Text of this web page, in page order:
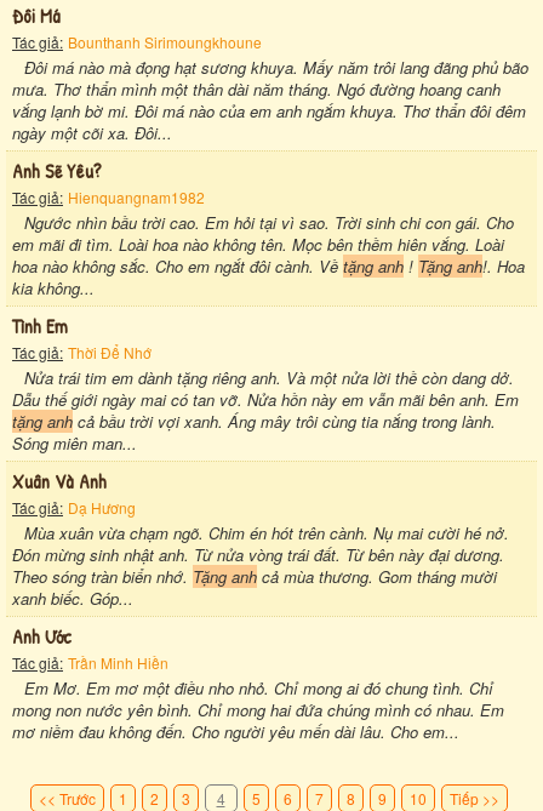
Đôi Má
Tác giả: Bounthanh Sirimoungkhoune
Đôi má nào mà đọng hạt sương khuya. Mấy năm trôi lang đãng phủ bão
mưa. Thơ thẩn mình một thân dài năm tháng. Ngó đường hoang canh
vắng lạnh bờ mi. Đôi má nào của em anh ngắm khuya. Thơ thẩn đôi đêm
ngày một cõi xa. Đôi...
Anh Sẽ Yêu?
Tác giả: Hienquangnam1982
Ngước nhìn bầu trời cao. Em hỏi tại vì sao. Trời sinh chi con gái. Cho
em mãi đi tìm. Loài hoa nào không tên. Mọc bên thềm hiên vắng. Loài
hoa nào không sắc. Cho em ngắt đôi cành. Về tặng anh ! Tặng anh!. Hoa
kia không...
Tình Em
Tác giả: Thời Để Nhớ
Nửa trái tim em dành tặng riêng anh. Và một nửa lời thề còn dang dở.
Dẫu thế giới ngày mai có tan vỡ. Nửa hồn này em vẫn mãi bên anh. Em
tặng anh cả bầu trời vợi xanh. Áng mây trôi cùng tia nắng trong lành.
Sóng miên man...
Xuân Và Anh
Tác giả: Dạ Hương
Mùa xuân vừa chạm ngõ. Chim én hót trên cành. Nụ mai cười hé nở.
Đón mừng sinh nhật anh. Từ nửa vòng trái đất. Từ bên này đại dương.
Theo sóng tràn biển nhớ. Tặng anh cả mùa thương. Gom tháng mười
xanh biếc. Góp...
Anh Ước
Tác giả: Trần Minh Hiền
Em Mơ. Em mơ một điều nho nhỏ. Chỉ mong ai đó chung tình. Chỉ
mong non nước yên bình. Chỉ mong hai đứa chúng mình có nhau. Em
mơ niềm đau không đến. Cho người yêu mến dài lâu. Cho em...
<< Trước 1 2 3 4 5 6 7 8 9 10 Tiếp >>